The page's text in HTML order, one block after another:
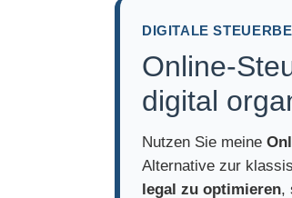
DIGITALE
Online-
digital
Nutzen Sie meine
Alternative zur
legal zu optimieren,